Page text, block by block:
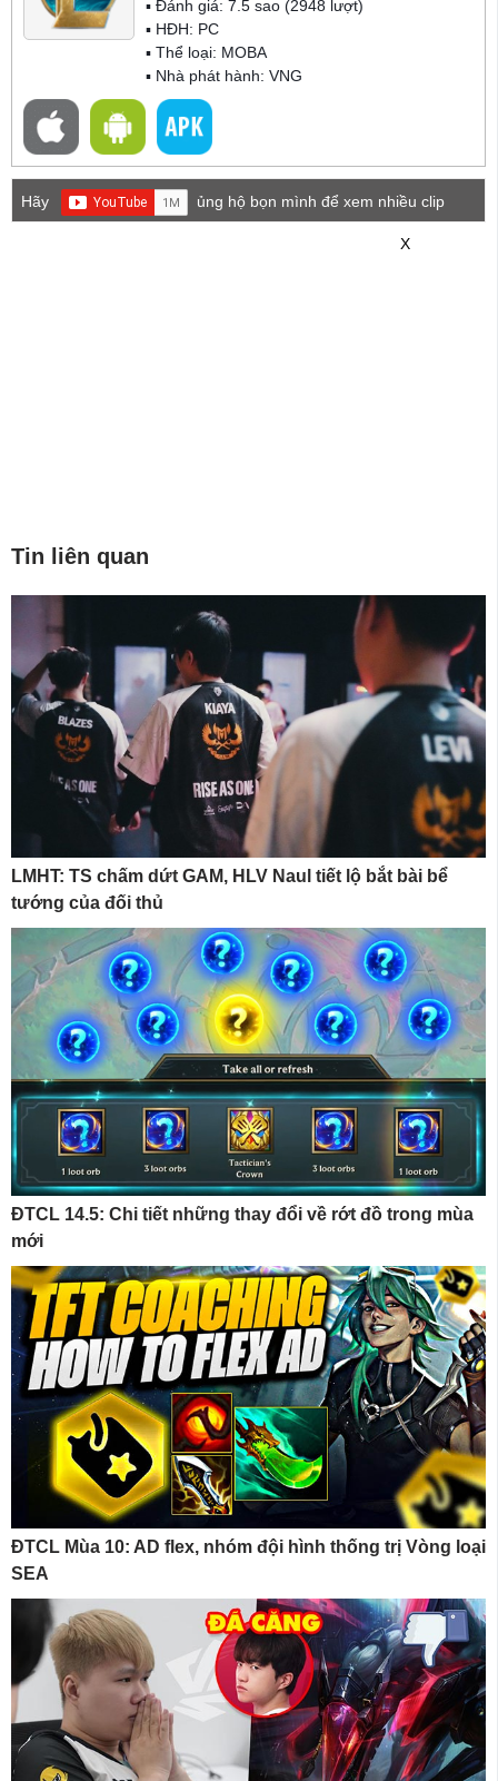
▪ Đánh giá: 7.5 sao (2948 lượt)
▪ HĐH: PC
▪ Thể loại: MOBA
▪ Nhà phát hành: VNG
Hãy
ủng hộ bọn mình để xem nhiều clip
X
Tin liên quan
LMHT: TS chấm dứt GAM, HLV Naul tiết lộ bắt bài bể
tướng của đối thủ
ĐTCL 14.5: Chi tiết những thay đổi về rớt đồ trong mùa
mới
ĐTCL Mùa 10: AD flex, nhóm đội hình thống trị Vòng loại
SEA